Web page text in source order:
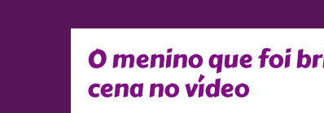
O menino que foi
cena no vídeo